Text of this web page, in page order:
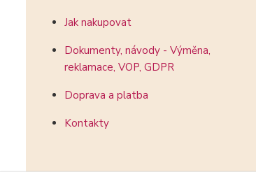
Jak nakupovat
Dokumenty, návody - Výměna,
reklamace, VOP, GDPR
Doprava a platba
Kontakty